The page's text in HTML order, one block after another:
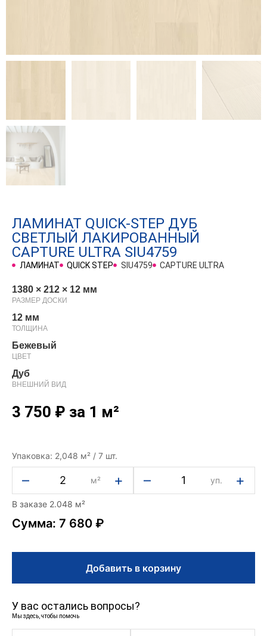
ЛАМИНАТ QUICK-STEP ДУБ
СВЕТЛЫЙ ЛАКИРОВАННЫЙ
CAPTURE ULTRA SIU4759
ЛАМИНАТ QUICK STEP SIU4759 CAPTURE ULTRA
1380 × 212 × 12 мм
РАЗМЕР ДОСКИ
12 мм
ТОЛЩИНА
Бежевый
ЦВЕТ
Дуб
ВНЕШНИЙ ВИД
3 750 ₽ за 1 м²
Упаковка: 2,048 м² / 7 шт.
– м² + – уп. +
В заказе 2.048 м²
Сумма: 7 680 ₽
Добавить в корзину
У вас остались вопросы?
Мы здесь, чтобы помочь